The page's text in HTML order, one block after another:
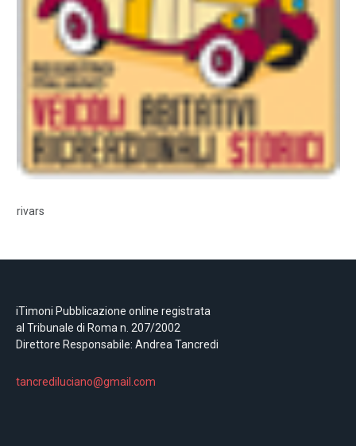
rivars
iTimoni Pubblicazione online registrata
al Tribunale di Roma n. 207/2002
Direttore Responsabile: Andrea Tancredi
tancrediluciano@gmail.com